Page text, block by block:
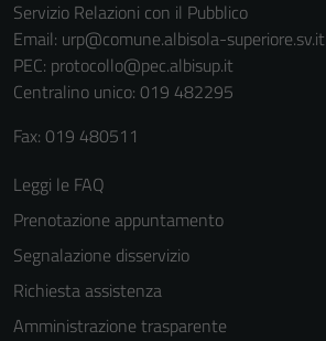
Servizio Relazioni con il Pubblico
Email: urp@comune.albisola-superiore.sv.it
PEC: protocollo@pec.albisup.it
Centralino unico: 019 482295
Fax: 019 480511
Leggi le FAQ
Prenotazione appuntamento
Segnalazione disservizio
Richiesta assistenza
Amministrazione trasparente